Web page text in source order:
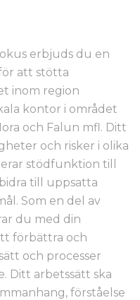
erbjuds du en
att stötta
inom region
kontor i området
och Falun mfl. Ditt
och risker i olika
stödfunktion till
till uppsatta
Som en del av
du med din
förbättra och
och processer
Ditt arbetssätt ska
förståelse